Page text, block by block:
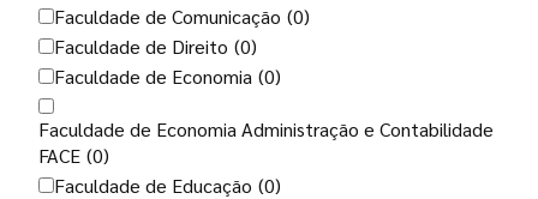
Faculdade de Comunicação (0)
Faculdade de Direito (0)
Faculdade de Economia (0)
Faculdade de Economia Administração e Contabilidade
FACE (0)
Faculdade de Educação (0)